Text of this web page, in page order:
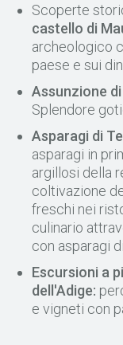
Scoperte
castello di
archeologico
paese e sui
Assunzione
Splendore
Asparagi di
asparagi in
argillosi della
coltivazione
freschi nei
culinario
con asparagi
Escursioni a
dell'Adige:
e vigneti con